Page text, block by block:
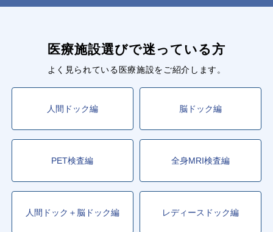
医療施設選びで迷っている方
よく見られている医療施設をご紹介します。
人間ドック編 脳ドック編
PET検査編 全身MRI検査編
人間ドック＋脳ドック編 レディースドック編